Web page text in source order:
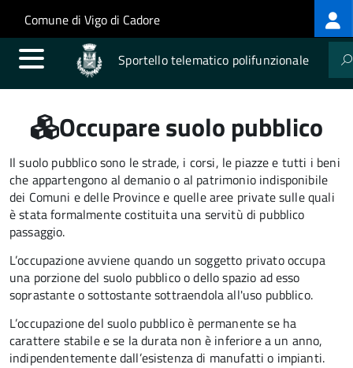
Salta al contenuto principale
Skip to site navigation
Comune di Vigo di Cadore
Sportello telematico polifunzionale
Occupare suolo pubblico
Il suolo pubblico sono le strade, i corsi, le piazze e tutti i beni
che appartengono al demanio o al patrimonio indisponibile
dei Comuni e delle Province e quelle aree private sulle quali
è stata formalmente costituita una servitù di pubblico
passaggio.
L’occupazione avviene quando un soggetto privato occupa
una porzione del suolo pubblico o dello spazio ad esso
soprastante o sottostante sottraendola all'uso pubblico.
L’occupazione del suolo pubblico è permanente se ha
carattere stabile e se la durata non è inferiore a un anno,
indipendentemente dall’esistenza di manufatti o impianti.